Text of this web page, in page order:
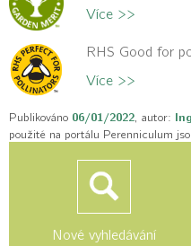
Více >>
RHS Good for
Více >>
Publikováno 06/01/2022, autor:
použité na portálu Perenniculum
Nové vyhledávání